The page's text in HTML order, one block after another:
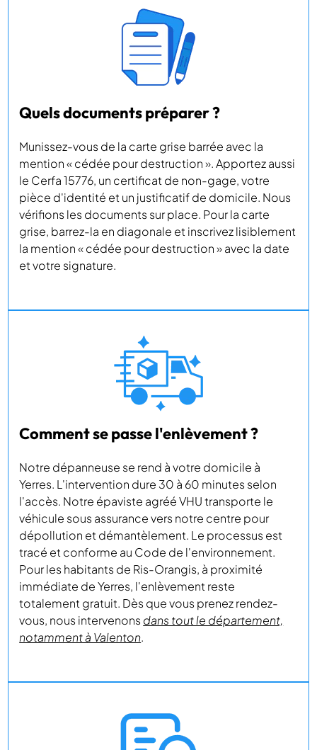
Quels documents préparer ?
Munissez-vous de la carte grise barrée avec la
mention « cédée pour destruction ». Apportez aussi
le Cerfa 15776, un certificat de non-gage, votre
pièce d'identité et un justificatif de domicile. Nous
vérifions les documents sur place. Pour la carte
grise, barrez-la en diagonale et inscrivez lisiblement
la mention « cédée pour destruction » avec la date
et votre signature.
Comment se passe l'enlèvement ?
Notre dépanneuse se rend à votre domicile à
Yerres. L'intervention dure 30 à 60 minutes selon
l'accès. Notre épaviste agréé VHU transporte le
véhicule sous assurance vers notre centre pour
dépollution et démantèlement. Le processus est
tracé et conforme au Code de l'environnement.
Pour les habitants de Ris-Orangis, à proximité
immédiate de Yerres, l'enlèvement reste
totalement gratuit. Dès que vous prenez rendez-
vous, nous intervenonsdans tout le département,
notamment à Valenton.